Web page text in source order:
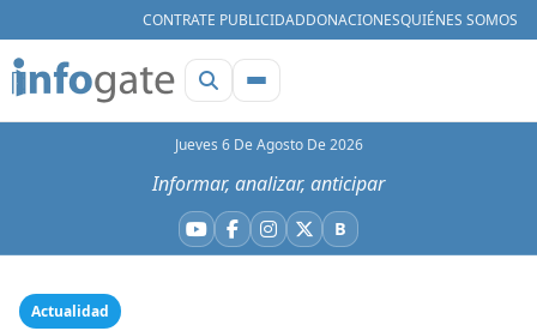
CONTRATE PUBLICIDADDONACIONESQUIÉNES SOMOS
Jueves 6 De Agosto De 2026
Informar, analizar, anticipar
YouTube
Facebook
Instagram
X BBluesky
Actualidad